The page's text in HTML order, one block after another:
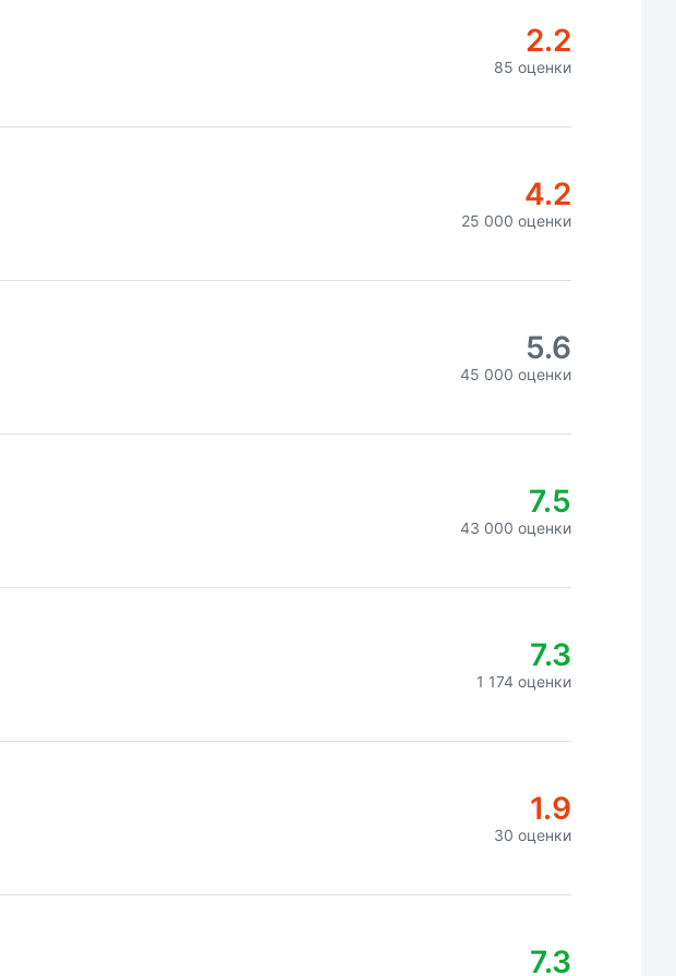
2.2
85 оценки
4.2
25 000 оценки
5.6
45 000 оценки
7.5
43 000 оценки
7.3
1 174 оценки
1.9
30 оценки
7.3